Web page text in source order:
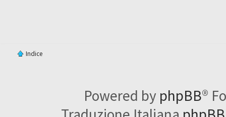
Indice
Powered by phpBB®